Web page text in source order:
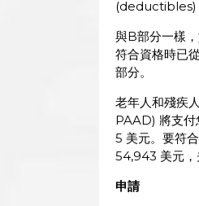
(deductibles)
與B部分一樣
符合資格時已
部分。
老年人和殘疾
PAAD) 將支付
5 美元。要符
54,943 美元，
申請